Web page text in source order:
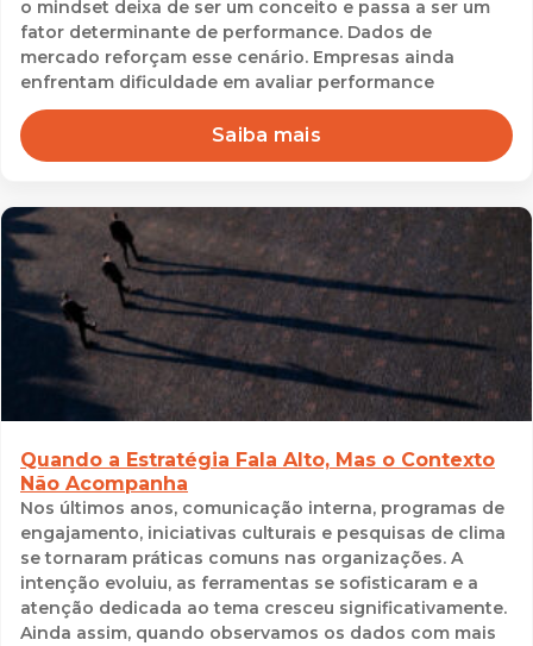
o mindset deixa de ser um conceito e passa a ser um
fator determinante de performance. Dados de
mercado reforçam esse cenário. Empresas ainda
enfrentam dificuldade em avaliar performance
Saiba mais
Quando a Estratégia Fala Alto, Mas o Contexto
Não Acompanha
Nos últimos anos, comunicação interna, programas de
engajamento, iniciativas culturais e pesquisas de clima
se tornaram práticas comuns nas organizações. A
intenção evoluiu, as ferramentas se sofisticaram e a
atenção dedicada ao tema cresceu significativamente.
Ainda assim, quando observamos os dados com mais